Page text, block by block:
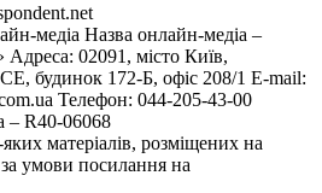
медіа Назва онлайн-медіа –
Адреса: 02091, місто Київ,
172-Б, офіс 208/1 E-mail:
Телефон: 044-205-43-00
– R40-06068
матеріалів, розміщених на
за умови посилання на